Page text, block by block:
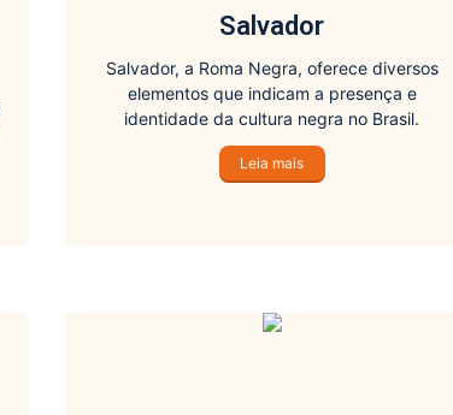
Salvador
Salvador, a Roma Negra, oferece diversos
elementos que indicam a presença e
identidade da cultura negra no Brasil.
Leia mais